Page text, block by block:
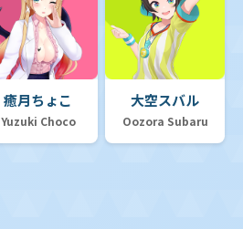
癒月ちょこ
Yuzuki Choco
大空スバル
Oozora Subaru